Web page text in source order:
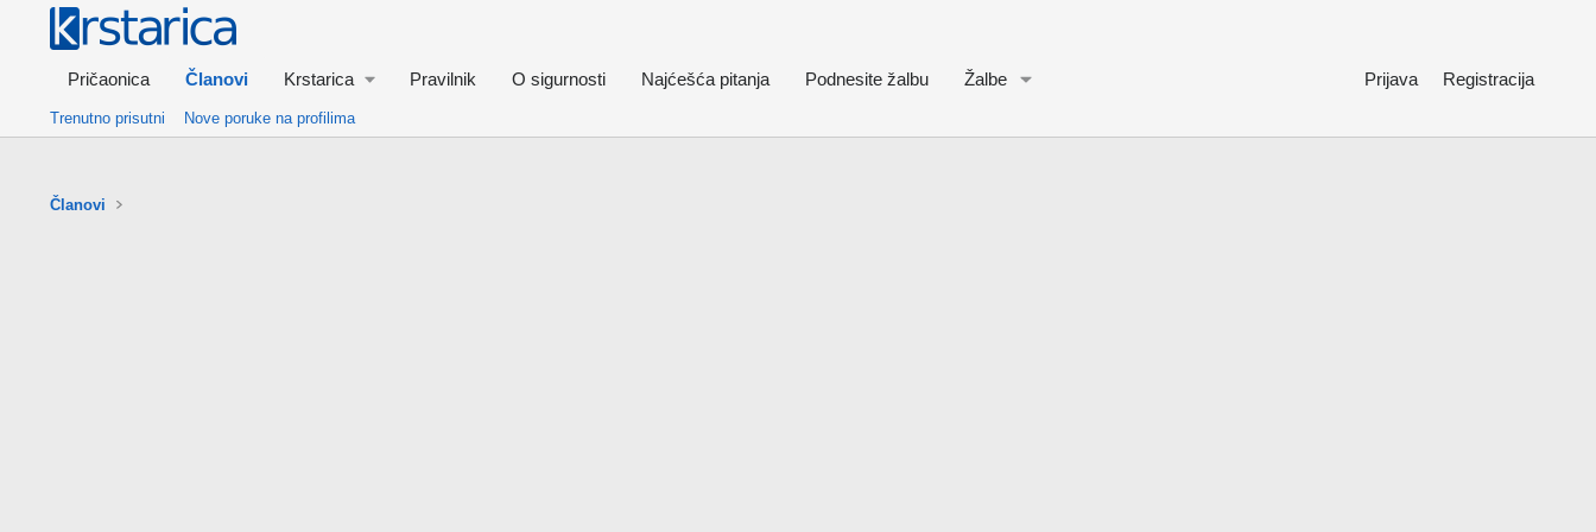
Pričaonica Članovi Krstarica Pravilnik O sigurnosti Najćešća pitanja Podnesite žalbu Žalbe Prijava Registracija
Trenutno prisutni Nove poruke na profilima
Članovi